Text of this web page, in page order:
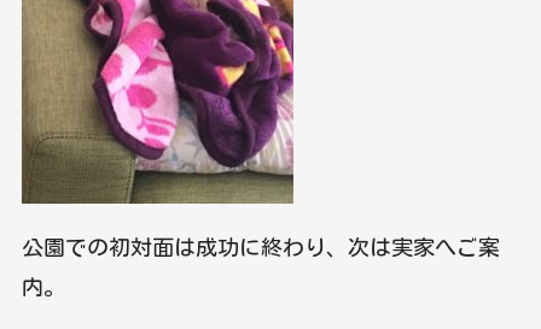
公園での初対面は成功に終わり、次は実家へご案
内。